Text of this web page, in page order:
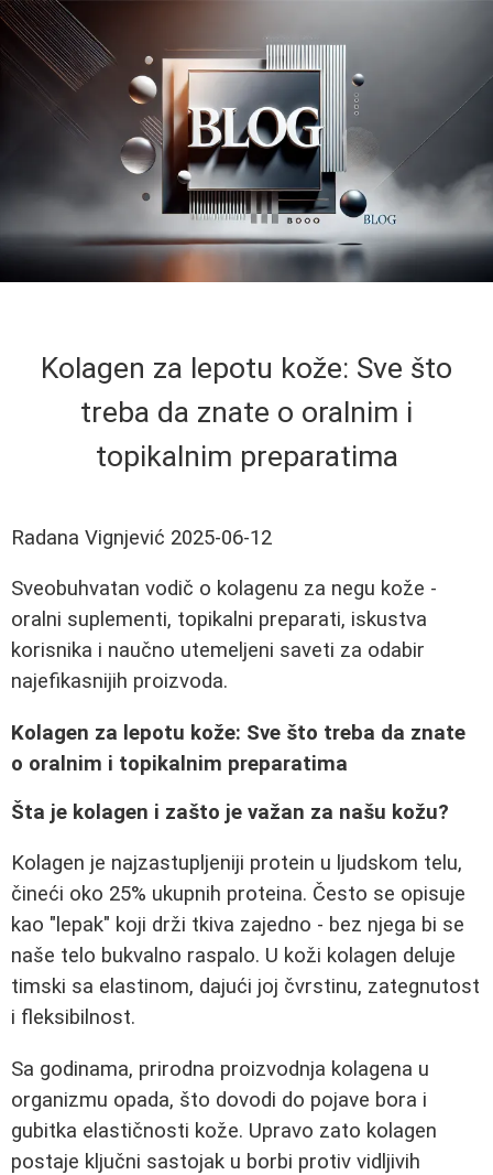
Kolagen za lepotu kože: Sve što
treba da znate o oralnim i
topikalnim preparatima
Radana Vignjević 2025-06-12
Sveobuhvatan vodič o kolagenu za negu kože -
oralni suplementi, topikalni preparati, iskustva
korisnika i naučno utemeljeni saveti za odabir
najefikasnijih proizvoda.
Kolagen za lepotu kože: Sve što treba da znate
o oralnim i topikalnim preparatima
Šta je kolagen i zašto je važan za našu kožu?
Kolagen je najzastupljeniji protein u ljudskom telu,
čineći oko 25% ukupnih proteina. Često se opisuje
kao "lepak" koji drži tkiva zajedno - bez njega bi se
naše telo bukvalno raspalo. U koži kolagen deluje
timski sa elastinom, dajući joj čvrstinu, zategnutost
i fleksibilnost.
Sa godinama, prirodna proizvodnja kolagena u
organizmu opada, što dovodi do pojave bora i
gubitka elastičnosti kože. Upravo zato kolagen
postaje ključni sastojak u borbi protiv vidljivih